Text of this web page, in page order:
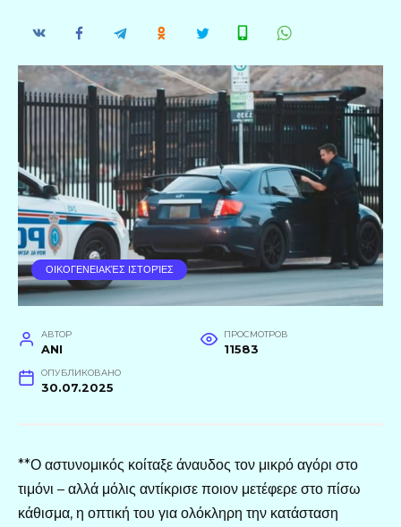
ΟΙΚΟΓΕΝΕΙΑΚΈΣ ΙΣΤΟΡΊΕΣ
АВТОР
ANI
ПРОСМОТРОВ
11583
ОПУБЛИКОВАНО
30.07.2025
**Ο αστυνομικός κοίταξε άναυδος τον μικρό αγόρι στο
τιμόνι – αλλά μόλις αντίκρισε ποιον μετέφερε στο πίσω
κάθισμα, η οπτική του για ολόκληρη την κατάσταση